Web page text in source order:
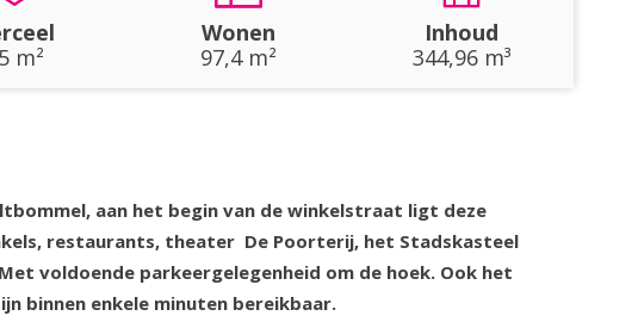
m²
Wonen
97,4 m²
Inhoud
344,96 m³
aan het begin van de winkelstraat ligt deze
restaurants, theater De Poorterij, het Stadskasteel
voldoende parkeergelegenheid om de hoek. Ook het
binnen enkele minuten bereikbaar.